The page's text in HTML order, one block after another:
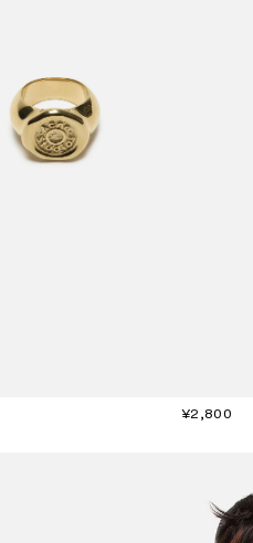
¥2,800